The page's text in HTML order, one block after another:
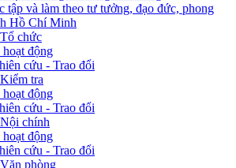
tập và làm theo tư tưởng, đạo đức, phong
Hồ Chí Minh
chức
động
cứu - Trao đổi
tra
động
cứu - Trao đổi
chính
động
cứu - Trao đổi
phòng